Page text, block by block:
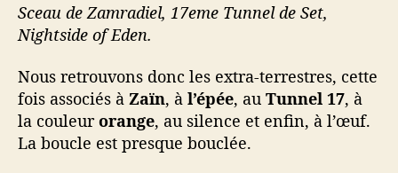
Sceau de Zamradiel, 17eme Tunnel de Set,
Nightside of Eden.
Nous retrouvons donc les extra-terrestres, cette
fois associés à Zaïn, à l’épée, au Tunnel 17, à
la couleurorange, au silence et enfin, à l’œuf.
La boucle est presque bouclée.